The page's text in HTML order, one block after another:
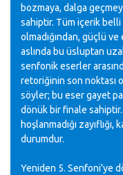
bozmaya, dalga
sahiptir. Tüm içerik
olmadığından, güçlü
aslında bu üsluptan
senfonik eserler
retoriğinin son noktası
söyler; bu eser gayet
dönük bir finale
hoşlanmadığı
durumdur.
Yeniden 5. Senfoni'ye